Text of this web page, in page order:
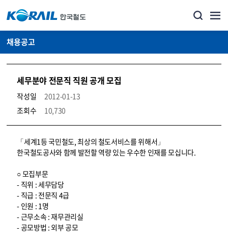
채용공고
세무분야 전문직 직원 공개 모집
작성일
2012-01-13
조회수
10,730
코레일소개_경영공시_채용공고 상세보기 – 내용, 파일, 담당자 연락처로 구성
「세계1등 국민철도, 최상의 철도서비스를 위해서」
한국철도공사와 함께 발전할 역량 있는 우수한 인재를 모십니다.
○ 모집부문
- 직위 : 세무담당
- 직급 : 전문직 4급
- 인원 : 1명
- 근무소속 : 재무관리실
- 공모방법 : 외부 공모